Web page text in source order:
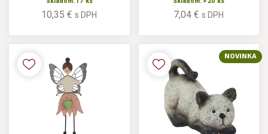
10,35 €s DPH 7,04 €s DPH
NOVINKA